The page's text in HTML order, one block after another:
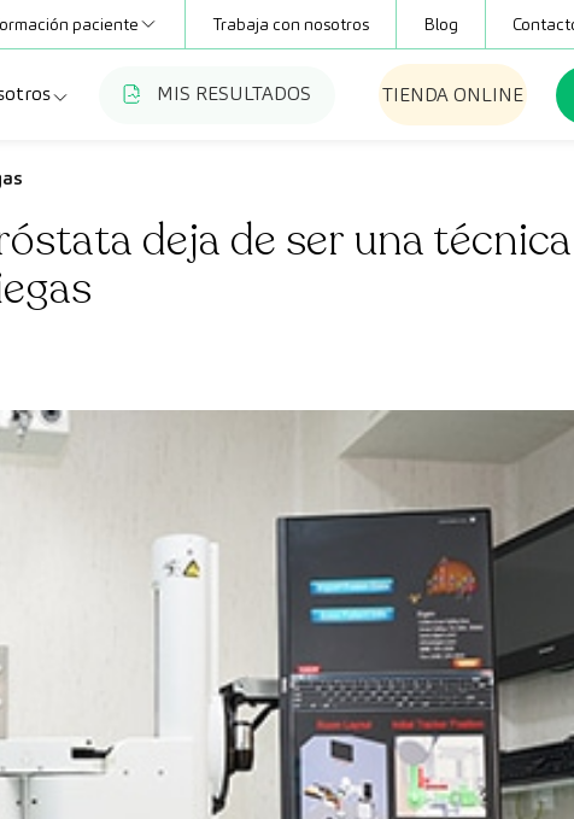
paciente
CreuBlanca
Trabaja con nosotros Blog
Quiénes somos
Trabaja con nosotros
Blog
Fundación Privada Imhotep
MIS RESULTADOS TIENDA ONLINE
deja de ser una